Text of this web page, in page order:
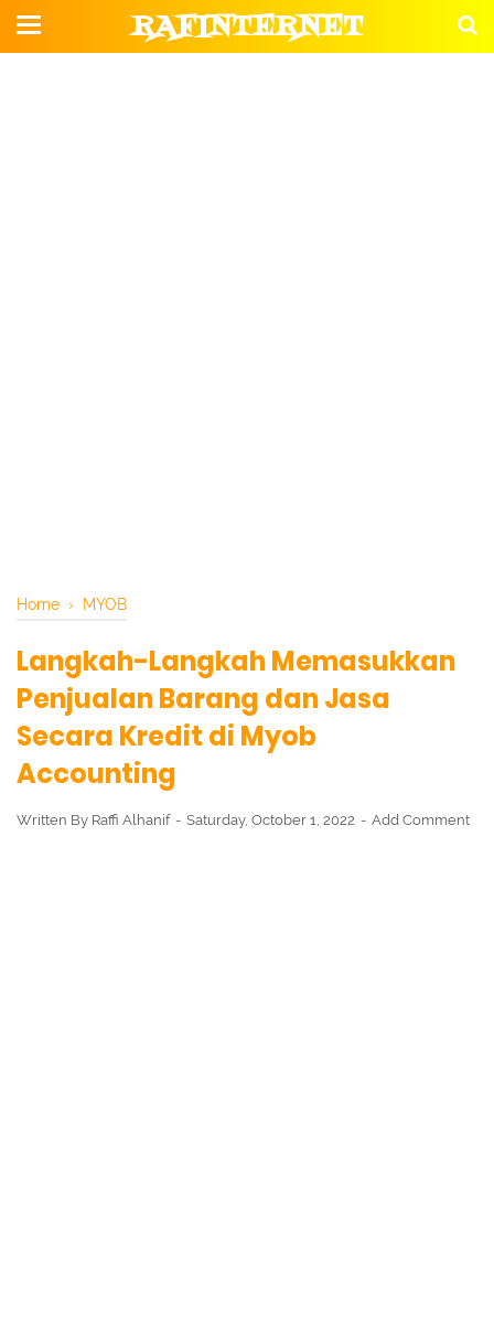
RAFINTERNET
Home › MYOB
Langkah-Langkah Memasukkan
Penjualan Barang dan Jasa
Secara Kredit di Myob
Accounting
Written By Raffi Alhanif Saturday, October 1, 2022 Add Comment